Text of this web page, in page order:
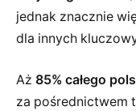
jednak znacznie
dla innych
Aż 85% całego
za pośrednictwem